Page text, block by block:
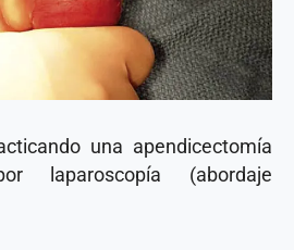
una apendicectomía
laparoscopía (abordaje